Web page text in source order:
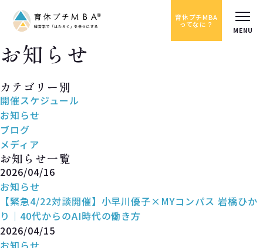
育休プチMBA
ってなに？
お知らせ
カテゴリー別
開催スケジュール
お知らせ
ブログ
メディア
お知らせ一覧
2026/04/16
お知らせ
【緊急4/22対談開催】小早川優子×MYコンパス 岩橋ひか
り｜40代からのAI時代の働き方
2026/04/15
お知らせ